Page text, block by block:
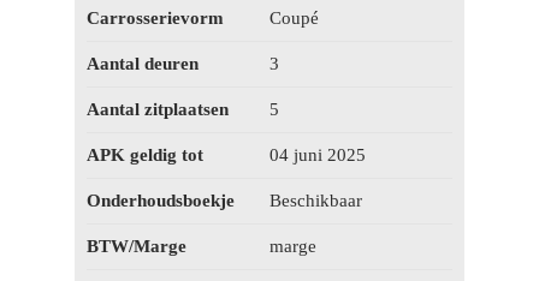
Carrosserievorm Coupé
Aantal deuren 3
Aantal zitplaatsen 5
APK geldig tot 04 juni 2025
Onderhoudsboekje Beschikbaar
BTW/Marge marge